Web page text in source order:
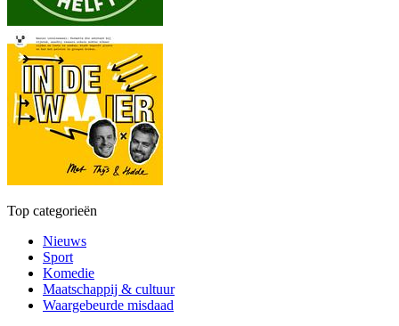
Top categorieën
Nieuws
Sport
Komedie
Maatschappij & cultuur
Waargebeurde misdaad